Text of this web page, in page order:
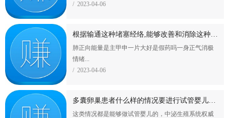
/ 2023-04-06
根据输通这种堵塞经络,能够改善和消除这种消极情绪
肺正向能量是主甲申一片大好是假药吗一身正气消极
情绪...
/ 2023-04-06
多囊卵巢患者什么样的情况要进行试管婴儿医治？
这类情况都是能够做试管婴儿的，中泌生殖系统权威